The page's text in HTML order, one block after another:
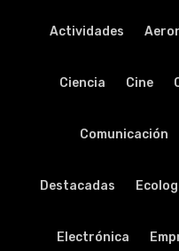
Actividades
Ciencia Cine
Comunicación
Destacadas
Electrónica